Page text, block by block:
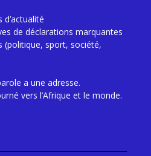
de déclarations marquantes
(politique, sport, société,
a une adresse.
vers l’Afrique et le monde.